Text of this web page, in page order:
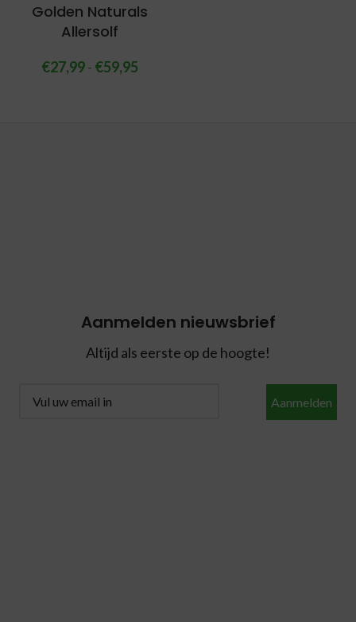
Golden Naturals
Allersolf
€27,99- €59,95
Aanmelden nieuwsbrief
Altijd als eerste op de hoogte!
Aanmelden